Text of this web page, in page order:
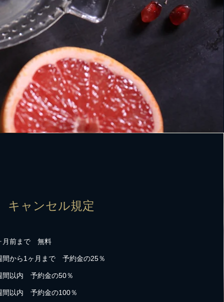
キャンセル規定
前まで 無料
から1ヶ月まで 予約金の25％
以内 予約金の50％
以内 予約金の100％